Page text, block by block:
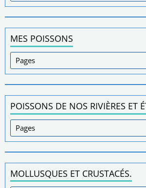
MES POISSONS
POISSONS DE NOS RIVIÈRES ET
MOLLUSQUES ET CRUSTACÉS.